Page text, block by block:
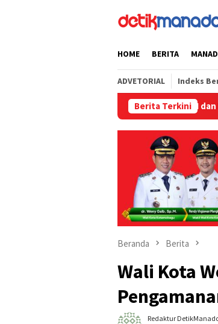
HOME BERITA
ADVETORIAL Indeks
Berita Terkini
Semarak HUT RI dan HUT
Beranda Berita
Wali Kota
Redaktur